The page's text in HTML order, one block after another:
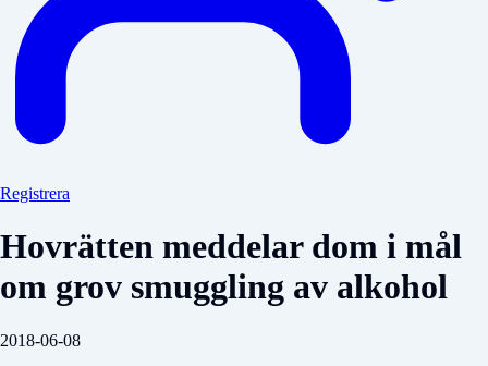
Registrera
Hovrätten meddelar dom i mål
om grov smuggling av alkohol
2018-06-08